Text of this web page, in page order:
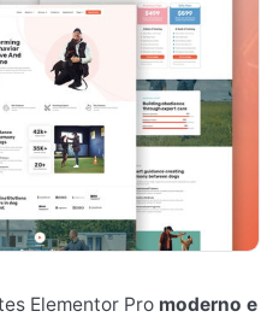
Elementor Pro moderno e